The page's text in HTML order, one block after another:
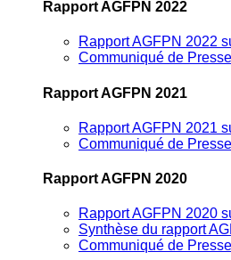
Rapport AGFPN 2022
Rapport AGFPN 2022
Communiqué de
Rapport AGFPN 2021
Rapport AGFPN 2021
Communiqué de
Rapport AGFPN 2020
Rapport AGFPN 2020
Synthèse du rapport
Communiqué de